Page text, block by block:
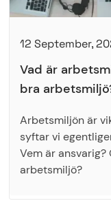
12 September,
Vad är
bra
Arbetsmiljön är
syftar vi
Vem är
arbetsmiljö?